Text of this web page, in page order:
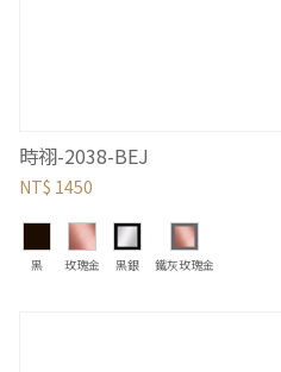
時祤-2038-BEJ
NT$ 1450
黑 玫瑰金 黑銀 鐵灰玫瑰金